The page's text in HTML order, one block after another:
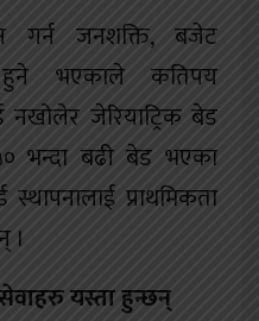
गर्न जनशक्ति, बजेट
हुने भएकाले कतिपय
नखोलेर जेरियाट्रिक बेड
भन्दा बढी बेड भएका
स्थापनालाई प्राथमिकता
।
यस्ता हुन्छन्